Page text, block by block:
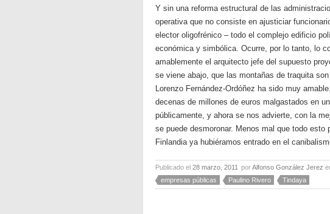
Y sin una reforma estructural de las
operativa que no consiste en ajusticiar
elector oligofrénico – todo el complejo edificio
económica y simbólica. Ocurre, por lo tanto, lo
amablemente el arquitecto jefe del supuesto
se viene abajo, que las montañas de traquita
Lorenzo Fernández-Ordóñez ha sido muy
decenas de millones de euros malgastados en
públicamente, y ahora se nos advierte, con la
se puede desmoronar. Menos mal que todo
Finlandia ya hubiéramos entrado en el
Publicado el 28 marzo, 2011 porAlfonso González Jerez
empresas públicas
Paulino Rivero Tindaya